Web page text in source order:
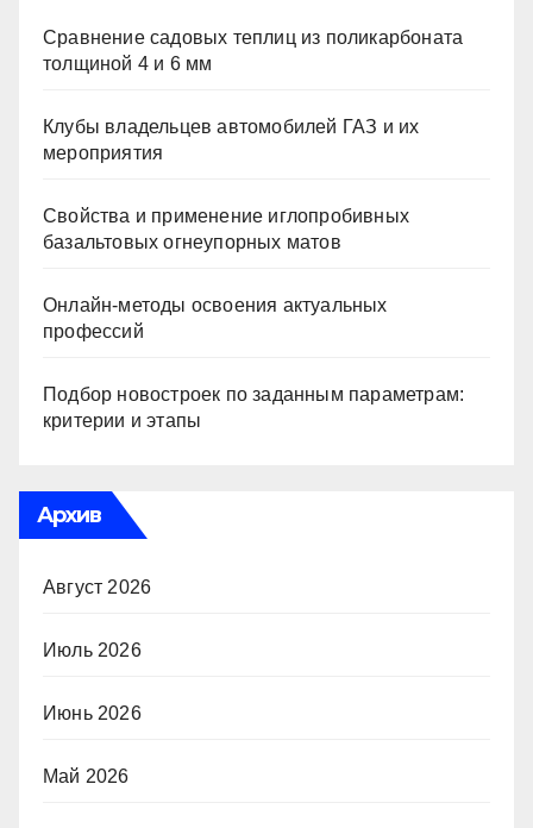
Сравнение садовых теплиц из поликарбоната
толщиной 4 и 6 мм
Клубы владельцев автомобилей ГАЗ и их
мероприятия
Свойства и применение иглопробивных
базальтовых огнеупорных матов
Онлайн-методы освоения актуальных
профессий
Подбор новостроек по заданным параметрам:
критерии и этапы
Архив
Август 2026
Июль 2026
Июнь 2026
Май 2026